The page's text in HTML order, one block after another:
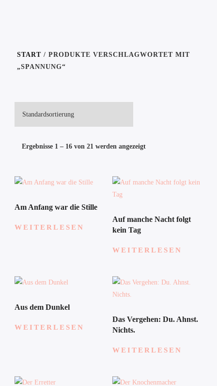
START / PRODUKTE VERSCHLAGWORTET MIT
„SPANNUNG“
Ergebnisse 1 – 16 von 21 werden angezeigt
Am Anfang war die Stille
WEITERLESEN
Auf manche Nacht folgt
kein Tag
WEITERLESEN
Aus dem Dunkel
WEITERLESEN
Das Vergehen: Du. Ahnst.
Nichts.
WEITERLESEN